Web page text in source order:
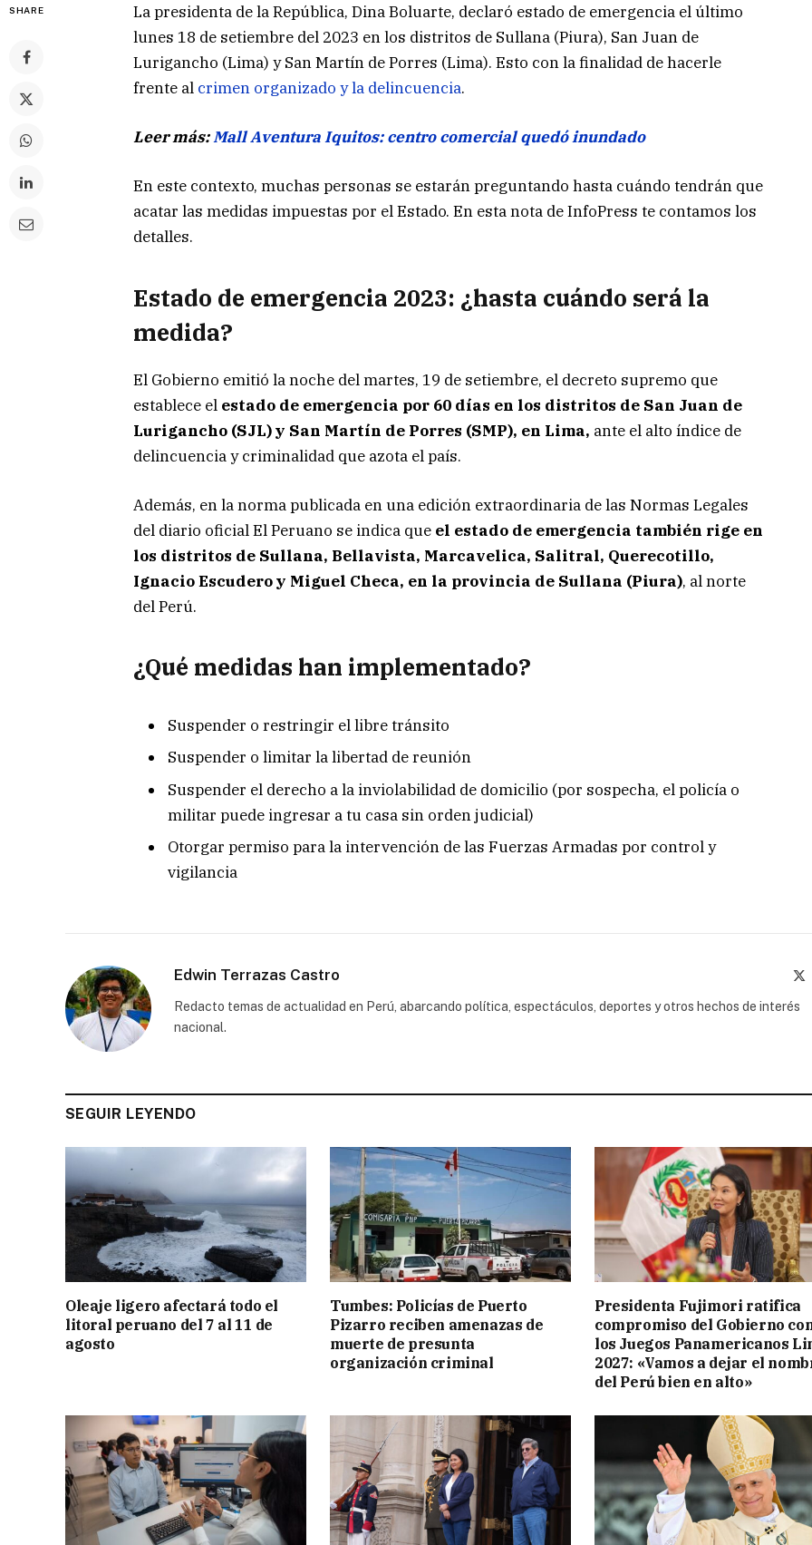
SHARE
La presidenta de la República, Dina Boluarte, declaró estado de emergencia el último
lunes 18 de setiembre del 2023 en los distritos de Sullana (Piura), San Juan de
Lurigancho (Lima) y San Martín de Porres (Lima). Esto con la finalidad de hacerle
frente al crimen organizado y la delincuencia.
Leer más:Mall Aventura Iquitos: centro comercial quedó inundado
En este contexto, muchas personas se estarán preguntando hasta cuándo tendrán que
acatar las medidas impuestas por el Estado. En esta nota de InfoPress te contamos los
detalles.
Estado de emergencia 2023: ¿hasta cuándo será la
medida?
El Gobierno emitió la noche del martes, 19 de setiembre, el decreto supremo que
establece el estado de emergencia por 60 días en los distritos de San Juan de
Lurigancho (SJL) y San Martín de Porres (SMP), en Lima, ante el alto índice de
delincuencia y criminalidad que azota el país.
Además, en la norma publicada en una edición extraordinaria de las Normas Legales
del diario oficial El Peruano se indica que el estado de emergencia también rige en
los distritos de Sullana, Bellavista, Marcavelica, Salitral, Querecotillo,
Ignacio Escudero y Miguel Checa, en la provincia de Sullana (Piura), al norte
del Perú.
¿Qué medidas han implementado?
Suspender o restringir el libre tránsito
Suspender o limitar la libertad de reunión
Suspender el derecho a la inviolabilidad de domicilio (por sospecha, el policía o
militar puede ingresar a tu casa sin orden judicial)
Otorgar permiso para la intervención de las Fuerzas Armadas por control y
vigilancia
Edwin Terrazas Castro
Redacto temas de actualidad en Perú, abarcando política, espectáculos, deportes y otros hechos de interés
nacional.
SEGUIR LEYENDO
Oleaje ligero afectará todo el
litoral peruano del 7 al 11 de
agosto
Tumbes: Policías de Puerto
Pizarro reciben amenazas de
muerte de presunta
organización criminal
Presidenta Fujimori ratifica
compromiso del Gobierno
los Juegos Panamericanos
2027: «Vamos a dejar el
del Perú bien en alto»